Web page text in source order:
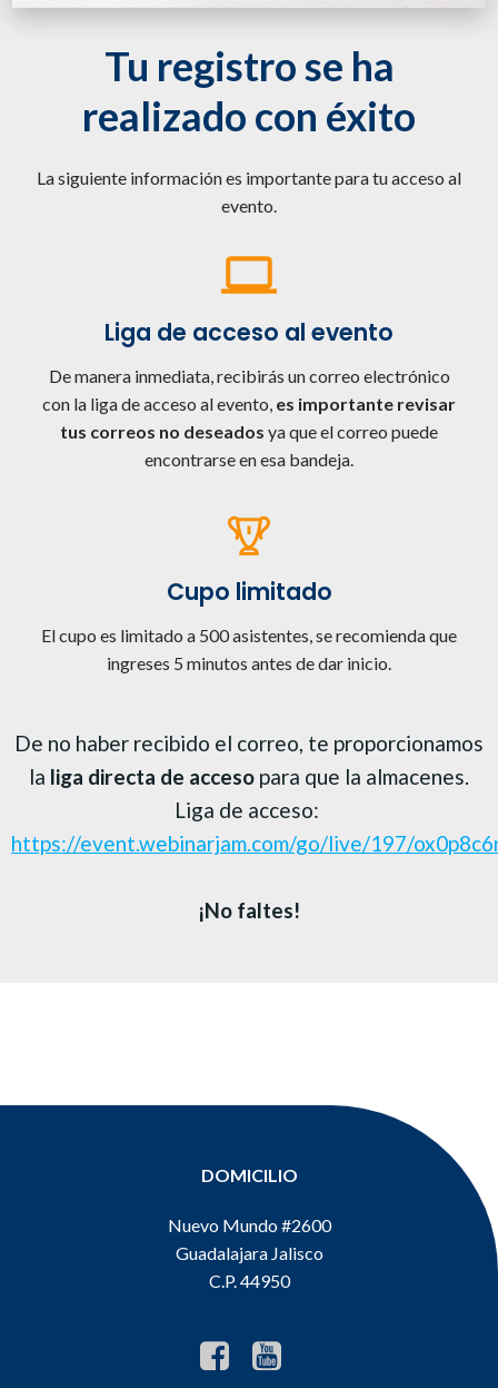
Tu registro se ha
realizado con éxito
La siguiente información es importante para tu acceso al
evento.
Liga de acceso al evento
De manera inmediata, recibirás un correo electrónico
con la liga de acceso al evento, es importante revisar
tus correos no deseados ya que el correo puede
encontrarse en esa bandeja.
Cupo limitado
El cupo es limitado a 500 asistentes, se recomienda que
ingreses 5 minutos antes de dar inicio.
De no haber recibido el correo, te proporcionamos
la liga directa de acceso para que la almacenes.
Liga de acceso:
https://event.webinarjam.com/go/live/197/
¡No faltes!
DOMICILIO
Nuevo Mundo #2600
Guadalajara Jalisco
C.P. 44950